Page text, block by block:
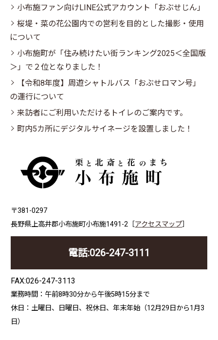
小布施ファン向けLINE公式アカウント「おぶせじん」
桜堤・菜の花公園内での営利を目的とした撮影・使用
について
小布施町が「住み続けたい街ランキング2025＜全国版
＞」で２位となりました！
【令和8年度】周遊シャトルバス「おぶせロマン号」
の運行について
来訪者にご利用いただけるトイレのご案内です。
町内5カ所にデジタルサイネージを設置しました！
〒381-0297
長野県上高井郡小布施町小布施1491-2［ アクセスマップ
電話:026-247-3111
FAX:026-247-3113
業務時間：午前8時30分から午後5時15分まで
休日：土曜日、日曜日、祝休日、年末年始（12月29日から1月3
日）